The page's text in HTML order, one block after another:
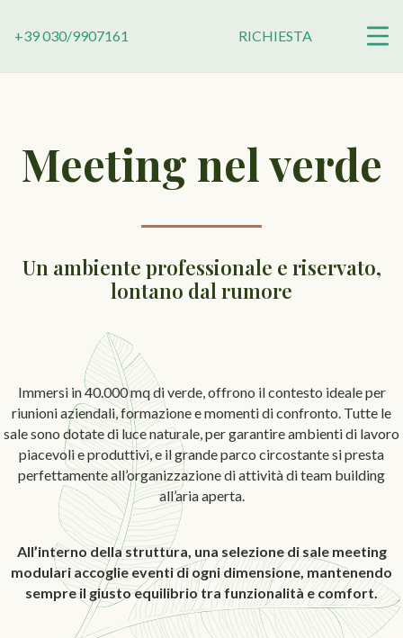
+39 030/9907161 RICHIESTA
Meeting nel verde
Un ambiente professionale e riservato,
lontano dal rumore
Immersi in 40.000 mq di verde, offrono il contesto ideale per
riunioni aziendali, formazione e momenti di confronto. Tutte le
sale sono dotate di luce naturale, per garantire ambienti di lavoro
piacevoli e produttivi, e il grande parco circostante si presta
perfettamente all’organizzazione di attività di team building
all’aria aperta.
All’interno della struttura, una selezione di sale meeting
modulari accoglie eventi di ogni dimensione, mantenendo
sempre il giusto equilibrio tra funzionalità e comfort.